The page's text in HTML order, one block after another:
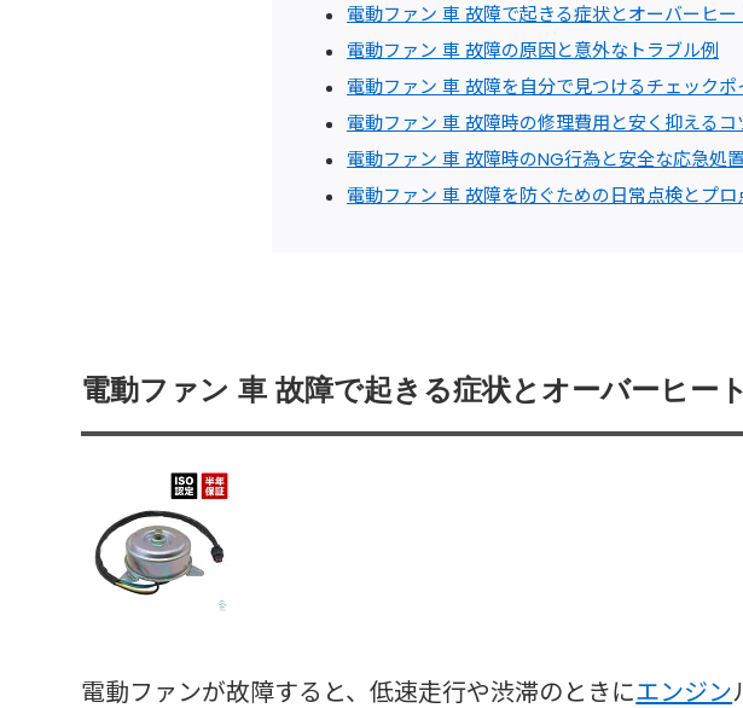
電動ファン 車 故障で起きる症状とオーバーヒー
電動ファン 車 故障の原因と意外なトラブル例
電動ファン 車 故障を自分で見つけるチェックポ
電動ファン 車 故障時の修理費用と安く抑えるコ
電動ファン 車 故障時のNG行為と安全な応急処置
電動ファン 車 故障を防ぐための日常点検とプ
電動ファン 車 故障で起きる症状とオーバーヒー
電動ファンが故障すると、低速走行や渋滞のときにエンジン